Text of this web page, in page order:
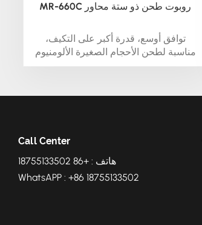
MR-660C روبوت طحن ذو ستة محاور
توافق أوسع، قدرة أكبر على التكيف،
مناسبة لطحن الأحجام الصغيرة الألومنيوم
أجزاء بكميات كبيرة
Call Center
هاتف : +86 18755133502
WhatsAPP : +86 18755133502